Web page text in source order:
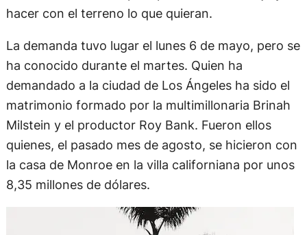
hacer con el terreno lo que quieran.
La demanda tuvo lugar el lunes 6 de mayo, pero se
ha conocido durante el martes. Quien ha
demandado a la ciudad de Los Ángeles ha sido el
matrimonio formado por la multimillonaria Brinah
Milstein y el productor Roy Bank. Fueron ellos
quienes, el pasado mes de agosto, se hicieron con
la casa de Monroe en la villa californiana por unos
8,35 millones de dólares.